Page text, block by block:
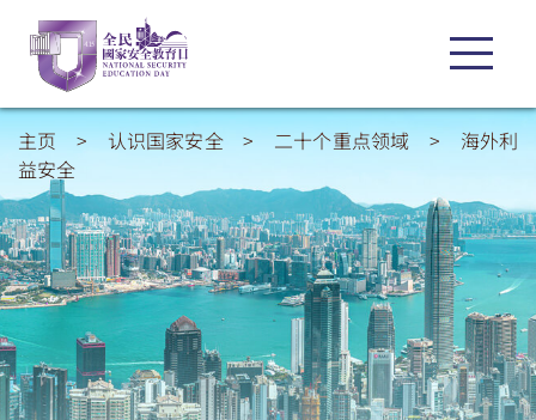
主页 > 认识国家安全> 二十个重点领域 > 海外利
益安全